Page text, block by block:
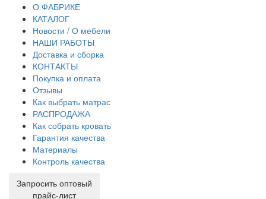
О ФАБРИКЕ
КАТАЛОГ
Новости / О мебели
НАШИ РАБОТЫ
Доставка и сборка
КОНТАКТЫ
Покупка и оплата
Отзывы
Как выбрать матрас
РАСПРОДАЖА
Как собрать кровать
Гарантия качества
Материалы
Контроль качества
Запросить оптовый
прайс-лист